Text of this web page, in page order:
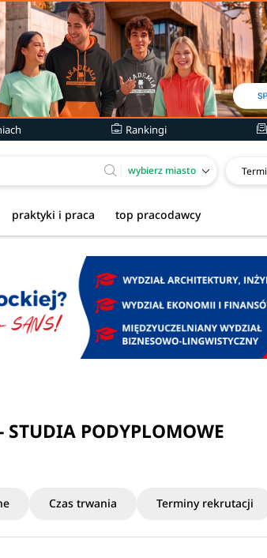
Rankingi
wybierz miasto
praktyki i praca top pracodawcy
STUDIA PODYPLOMOWE
Czas trwania Terminy rekrutacji